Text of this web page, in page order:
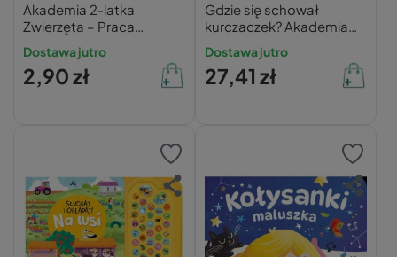
Akademia 2‑latka
Zwierzęta – Praca
zbiorowa
Dostawa jutro
2,90 zł
Gdzie się schował
kurczaczek? Akademia
mądrego dziecka.
Zabawa w chowanego
Praca zbiorowa
Dostawa jutro
27,41 zł